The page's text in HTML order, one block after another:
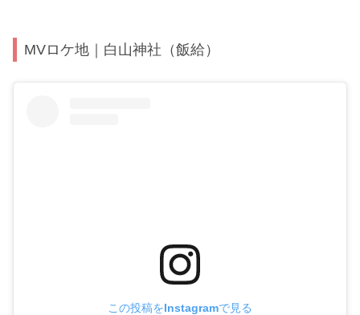
MVロケ地｜白山神社（飯給）
この投稿をInstagramで見る